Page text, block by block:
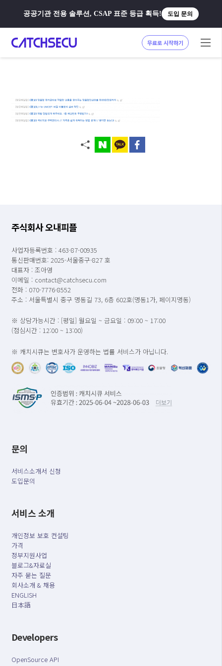
공공기관 전용 솔루션, CSAP 표준 등급 획득! 도입 문의
무료로 시작하기
주식회사 오내피플
사업자등록번호 : 463-87-00935
통신판매번호: 2025-서울중구-827 호
대표자 : 조아영
이메일 : contact@catchsecu.com
전화 : 070-7776-8552
주소 : 서울특별시 중구 명동길 73, 6층 602호(명동1가, 페이지명동)
※ 상담가능시간 : [평일] 월요일 ~ 금요일 : 09:00 ~ 17:00
(점심시간 : 12:00 ~ 13:00)
※ 캐치시큐는 변호사가 운영하는 법률 서비스가 아닙니다.
문의
서비스소개서 신청
도입문의
서비스 소개
개인정보 보호 컨설팅
가격
정부지원사업
블로그&자료실
자주 묻는 질문
회사소개 & 채용
ENGLISH
日本語
Developers
OpenSource API